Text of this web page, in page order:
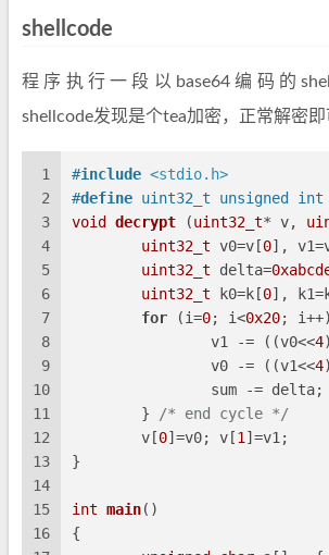
shellcode
程序执行一段以base64编码的
shellcode发现是个tea加密，正常解密即
1
2
3
4
5
6
7
8
9
10
11
12
13
14
15
16
#include <stdio.h>
#define uint32_t unsigned int
void
decrypt (uint32_t* v,
uint32_t v0=v[0],
uint32_t delta=
uint32_t k0=k[0],
for (i=0; i<0x20;
                v1 -= ((v0<<
4
                v0 -= ((v1<<
4
                sum -= delta;
        }
/* end cycle */
        v[
0]=v0; v[1 ]=v1;
}
int main()
{